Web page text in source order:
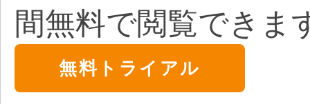
間無料で閲覧できま
無料トライアル